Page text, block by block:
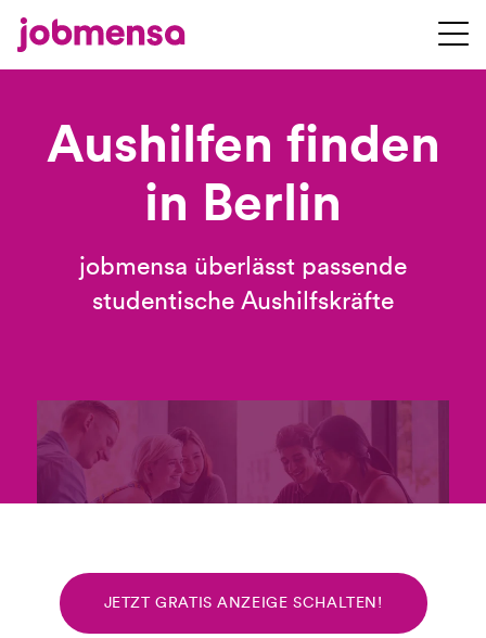
Aushilfen finden
in Berlin
jobmensa überlässt passende
studentische Aushilfskräfte
JETZT GRATIS ANZEIGE SCHALTEN!